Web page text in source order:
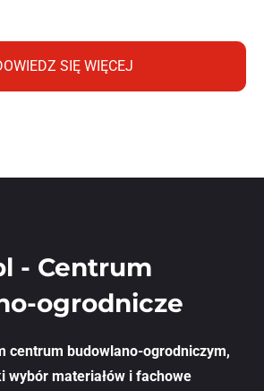
SIĘ WIĘCEJ
- Centrum
ogrodnicze
centrum budowlano-ogrodniczym,
wybór materiałów i fachowe